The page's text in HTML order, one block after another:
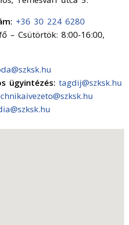
+36 30 224 6280
– Csütörtök: 8:00-16:00,
ügyintézés: tagdij@szksk.hu